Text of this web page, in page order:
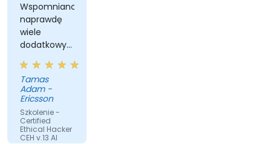
Wspomniano
naprawdę
wiele
dodatkowych
narzędzi i
przykłady z
życia
rzeczywistego
z
doświadczenia
Manego.
Tamas
Adam -
Ericsson
Szkolenie -
Certified
Ethical Hacker
CEH v.13 AI